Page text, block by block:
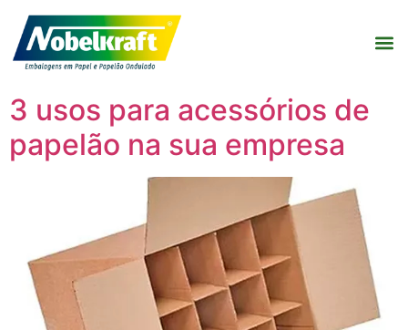
3 usos para acessórios de
papelão na sua empresa